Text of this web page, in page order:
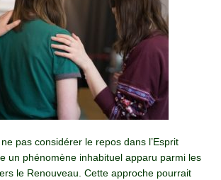
pas considérer le repos dans l’Esprit
un phénomène inhabituel apparu parmi les
le Renouveau. Cette approche pourrait